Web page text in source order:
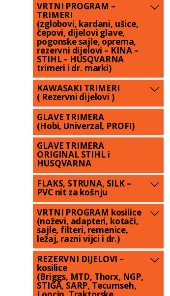
VRTNI PROGRAM –
TRIMERI
(zglobovi, kardani, ušice,
čepovi, dijelovi glave,
pogonske sajle, oprema,
rezervni dijelovi – KINA –
STIHL – HUSQVARNA
trimeri i dr. marki)
KAWASAKI TRIMERI
( Rezervni dijelovi )
GLAVE TRIMERA
(Hobi, Univerzal, PROFI)
GLAVE TRIMERA
ORIGINAL STIHL i
HUSQVARNA
FLAKS, STRUNA, SILK –
PVC nit za košnju
VRTNI PROGRAM kosilice
(noževi, adapteri, kotači,
sajle, filteri, remenice,
ležaj, razni vijci i dr.)
REZERVNI DIJELOVI –
kosilice
(Briggs, MTD, Thorx, NGP,
STIGA, SARP, Tecumseh,